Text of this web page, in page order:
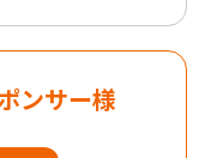
ンサー様